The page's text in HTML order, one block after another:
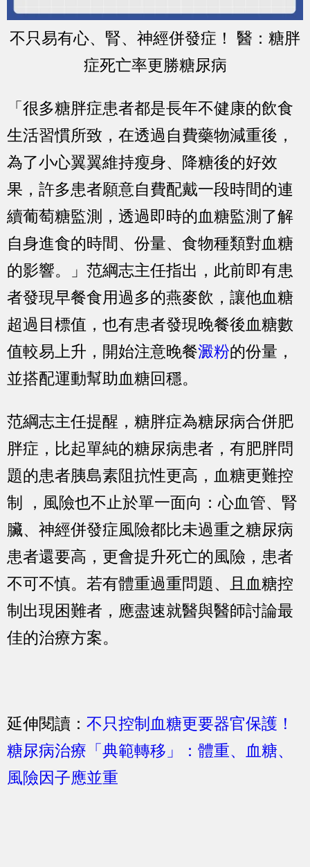
不只易有心、腎、神經併發症！ 醫：糖胖
症死亡率更勝糖尿病
「很多糖胖症患者都是長年不健康的飲食
生活習慣所致，在透過自費藥物減重後，
為了小心翼翼維持瘦身、降糖後的好效
果，許多患者願意自費配戴一段時間的連
續葡萄糖監測，透過即時的血糖監測了解
自身進食的時間、份量、食物種類對血糖
的影響。」范綱志主任指出，此前即有患
者發現早餐食用過多的燕麥飲，讓他血糖
超過目標值，也有患者發現晚餐後血糖數
值較易上升，開始注意晚餐澱粉的份量，
並搭配運動幫助血糖回穩。
范綱志主任提醒，糖胖症為糖尿病合併肥
胖症，比起單純的糖尿病患者，有肥胖問
題的患者胰島素阻抗性更高，血糖更難控
制 ，風險也不止於單一面向：心血管、腎
臟、神經併發症風險都比未過重之糖尿病
患者還要高，更會提升死亡的風險，患者
不可不慎。若有體重過重問題、且血糖控
制出現困難者，應盡速就醫與醫師討論最
佳的治療方案。
延伸閱讀： 不只控制血糖更要器官保護！
糖尿病治療「典範轉移」：體重、血糖、
風險因子應並重